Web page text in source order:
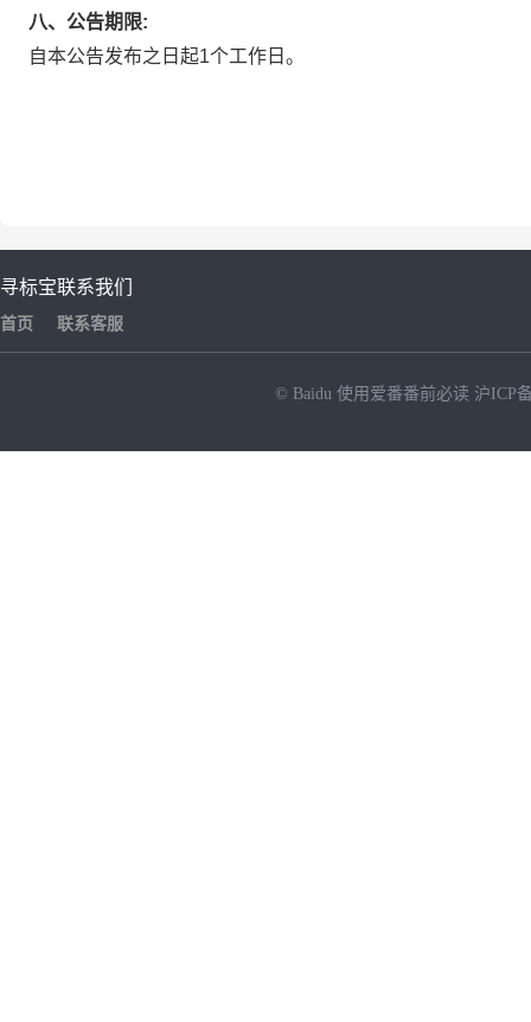
八、公告期限:
自本公告发布之日起1个工作日。
寻标宝
首页
联系我们
联系客服
© Baidu 使用爱番番前必读 沪ICP